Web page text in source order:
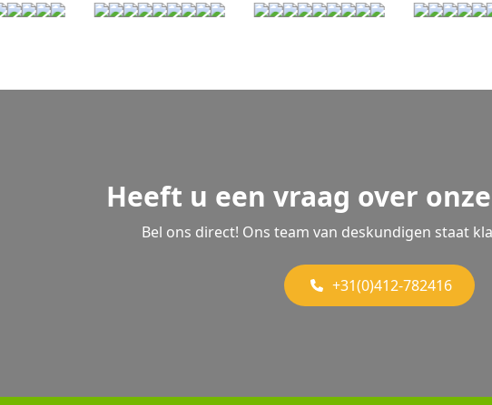
Heeft u een vraag over
Bel ons direct! Ons team van deskundigen staat
+31(0)412-782416